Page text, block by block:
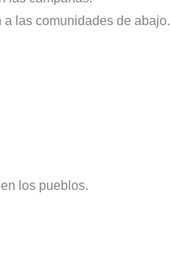
las comunidades de abajo.
los pueblos.